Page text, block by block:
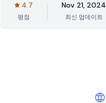
4.7
평점
Nov 21, 2024
최신 업데이트